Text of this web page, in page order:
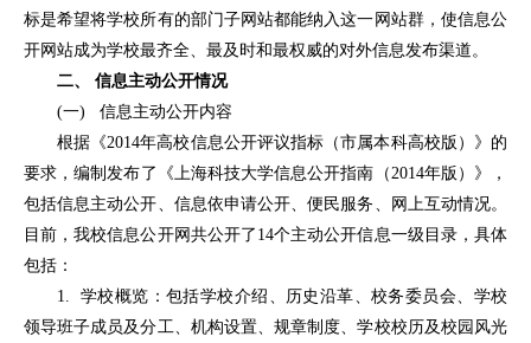
标是希望将学校所有的部门子网站都能纳入这一网站群，使信息公
开网站成为学校最齐全、最及时和最权威的对外信息发布渠道。
二、 信息主动公开情况
(一) 信息主动公开内容
根据《2014年高校信息公开评议指标（市属本科高校版）》的
要求，编制发布了《上海科技大学信息公开指南（2014年版）》，
包括信息主动公开、信息依申请公开、便民服务、网上互动情况。
目前，我校信息公开网共公开了14个主动公开信息一级目录，具体
包括：
1. 学校概览：包括学校介绍、历史沿革、校务委员会、学校
领导班子成员及分工、机构设置、规章制度、学校校历及校园风光